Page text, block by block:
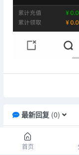
最新回复(0)
请先登录后发表评论！
首页